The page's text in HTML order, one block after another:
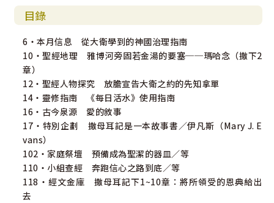
目錄
6・本月信息 從大衛學到的神國治理指南
10・聖經地理 雅博河旁固若金湯的要塞──瑪哈念（撒下2
章）
12・聖經人物探究 放膽宣告大衛之約的先知拿單
14・靈修指南 《每日活水》使用指南
16・古今泉源 愛的敘事
17・特別企劃 撒母耳記是一本故事書／伊凡斯（Mary J. E
vans）
102・家庭祭壇 預備成為聖潔的器皿／等
110・小組查經 奔跑信心之路到底／等
118・經文金庫 撒母耳記下1~10章：將所領受的恩典給出
去